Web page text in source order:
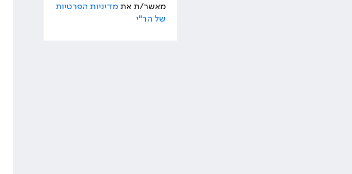
מאשר/ת אתמדיניות הפרטיות
של הר"י